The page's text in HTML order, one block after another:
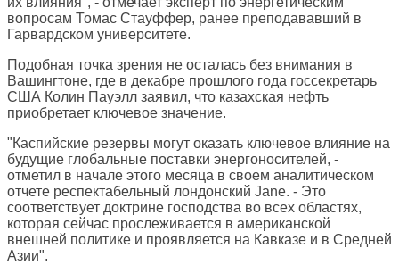
вопросам Томас Стауффер, ранее преподававший в
Гарвардском университете.
Подобная точка зрения не осталась без внимания в
Вашингтоне, где в декабре прошлого года госсекретарь
США Колин Пауэлл заявил, что казахская нефть
приобретает ключевое значение.
"Каспийские резервы могут оказать ключевое влияние на
будущие глобальные поставки энергоносителей, -
отметил в начале этого месяца в своем аналитическом
отчете респектабельный лондонский Jane. - Это
соответствует доктрине господства во всех областях,
которая сейчас прослеживается в американской
внешней политике и проявляется на Кавказе и в Средней
Азии".